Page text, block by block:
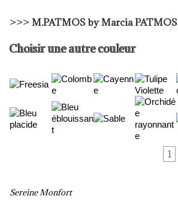
>>> M.PATMOS by Marcia PATMOS
Choisir une autre couleur
1
Sereine Monfort